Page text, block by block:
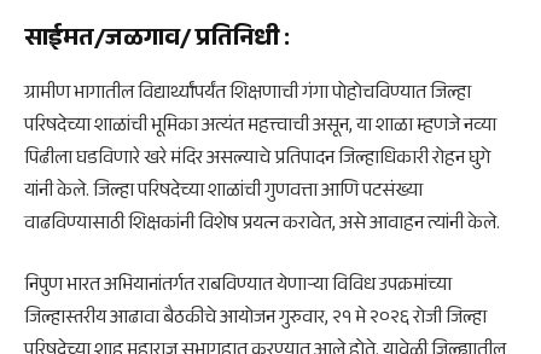
साईमत/जळगाव/ प्रतिनिधी:
ग्रामीण भागातील विद्यार्थ्यांपर्यंत शिक्षणाची गंगा पोहोचविण्यात जिल्हा
परिषदेच्या शाळांची भूमिका अत्यंत महत्त्वाची असून, या शाळा म्हणजे नव्या
पिढीला घडविणारे खरे मंदिर असल्याचे प्रतिपादन जिल्हाधिकारी रोहन घुगे
यांनी केले. जिल्हा परिषदेच्या शाळांची गुणवत्ता आणि पटसंख्या
वाढविण्यासाठी शिक्षकांनी विशेष प्रयत्न करावेत, असे आवाहन त्यांनी केले.
निपुण भारत अभियानांतर्गत राबविण्यात येणाऱ्या विविध उपक्रमांच्या
जिल्हास्तरीय आढावा बैठकीचे आयोजन गुरुवार, २१ मे २०२६ रोजी जिल्हा